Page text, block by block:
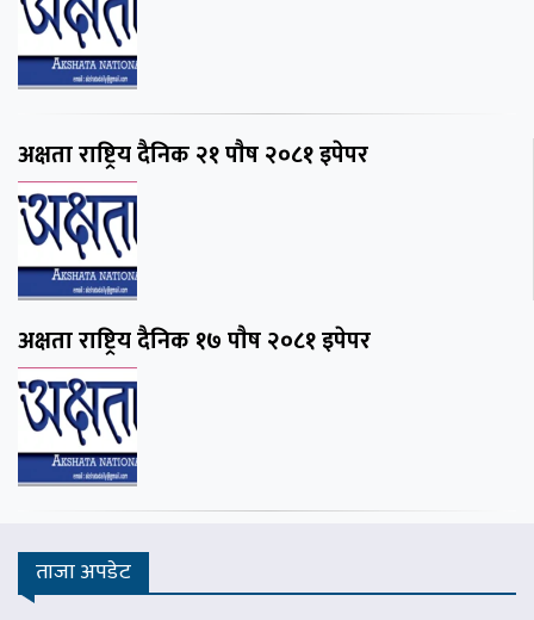
अक्षता राष्ट्रिय दैनिक २१ पाैष २०८१ इपेपर
अक्षता राष्ट्रिय दैनिक १७ पाैष २०८१ इपेपर
ताजा अपडेट